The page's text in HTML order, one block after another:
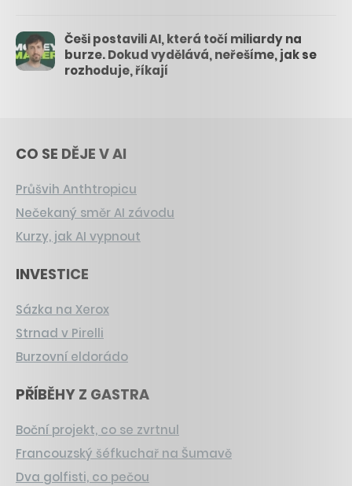
Češi postavili AI, která točí miliardy na
burze. Dokud vydělává, neřešíme, jak se
rozhoduje, říkají
CO SE DĚJE V AI
Průšvih Anthtropicu
Nečekaný směr AI závodu
Kurzy, jak AI vypnout
INVESTICE
Sázka na Xerox
Strnad v Pirelli
Burzovní eldorádo
PŘÍBĚHY Z GASTRA
Boční projekt, co se zvrtnul
Francouzský šéfkuchař na Šumavě
Dva golfisti, co pečou